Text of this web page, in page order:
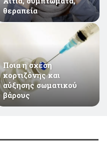
θεραπεία
Ποια η σχέση
κορτιζόνης και
αύξησης σωματικού
βάρους